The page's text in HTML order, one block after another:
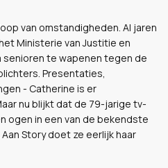
van omstandigheden. Al jaren
Ministerie van Justitie en
senioren te wapenen tegen de
Presentaties,
- Catherine is er
nu blijkt dat de 79-jarige tv-
ogen in een van de bekendste
Story doet ze eerlijk haar